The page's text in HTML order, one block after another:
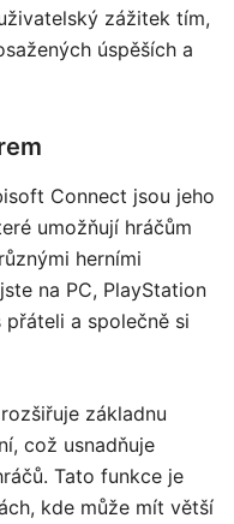
zážitek tím,
úspěších a
Connect jsou jeho
umožňují hráčům
herními
na PC, PlayStation
a společně si
základnu
což usnadňuje
Tato funkce je
kde může mít větší